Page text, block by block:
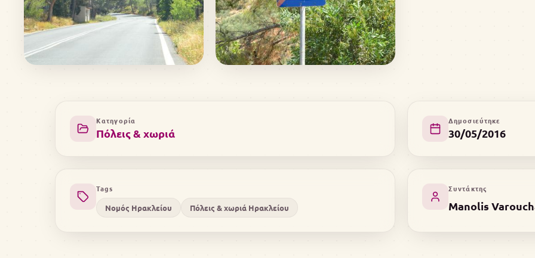
Κατηγορία
Πόλεις & χωριά
Δημοσιεύτηκε
30/05/2016
Tags
Νομός Ηρακλείου Πόλεις & χωριά Ηρακλείου
Συντάκτης
Manolis